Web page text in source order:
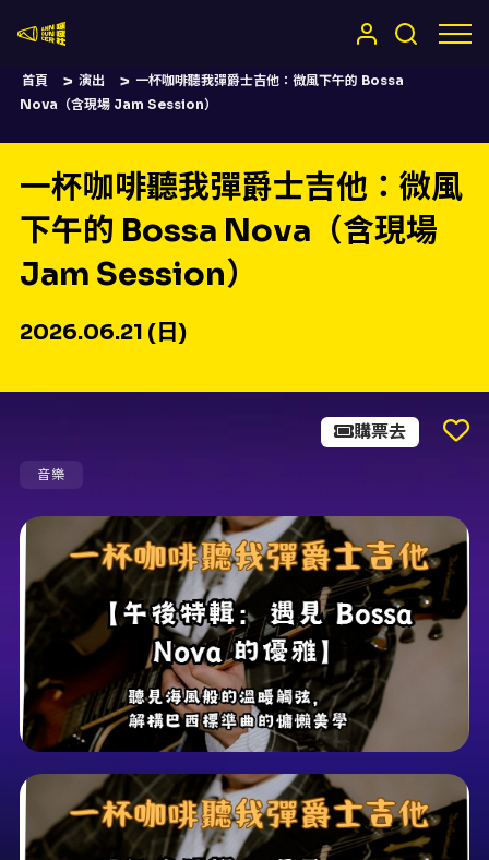
首頁 演出
一杯咖啡聽我彈爵士吉他：微風下午的 Bossa
Nova（含現場 Jam Session）
一杯咖啡聽我彈爵士吉他：微風
下午的 Bossa Nova（含現場
Jam Session）
2026.06.21 (日)
音樂
購票去